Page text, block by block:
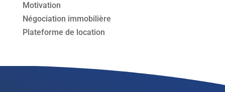
Motivation
Négociation immobilière
Plateforme de location